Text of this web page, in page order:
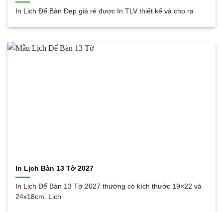
In Lịch Để Bàn Đẹp giá rẻ được In TLV thiết kế và cho ra
In Lịch Bàn 13 Tờ 2027
In Lịch Để Bàn 13 Tờ 2027 thường có kích thước 19×22 và
24x18cm. Lịch